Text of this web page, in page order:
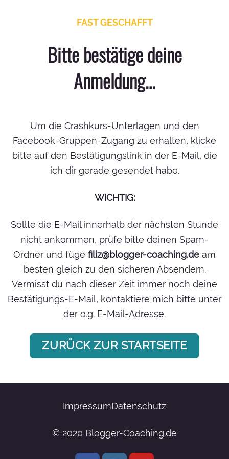
FAST GESCHAFFT
Bitte bestätige deine
Anmeldung…
Um die Crashkurs-Unterlagen und den
Facebook-Gruppen-Zugang zu erhalten, klicke
bitte auf den Bestätigungslink in der E-Mail, die
ich dir gerade gesendet habe.
WICHTIG:
Sollte die E-Mail innerhalb der nächsten Stunde
nicht ankommen, prüfe bitte deinen Spam-
Ordner und füge filiz@blogger-coaching.de am
besten gleich zu den sicheren Absendern.
Vermisst du nach dieser Zeit immer noch deine
Bestätigungs-E-Mail, kontaktiere mich bitte unter
der o.g. E-Mail-Adresse.
ZURÜCK ZUR STARTSEITE
ImpressumDatenschutz
© 2020 Blogger-Coaching.de